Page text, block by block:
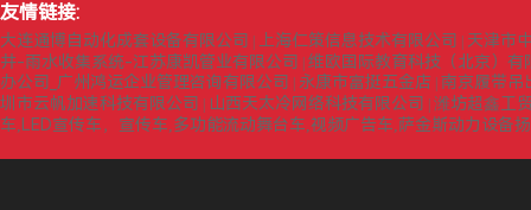
友情链接:
大连通博自动化成套设备有限公司 上海仁策信息技术有限公司 天津市
井-雨水收集系统-江苏康凯管业有限公司 维欧国际教育科技（北京）有
办公司_广州鸿运企业管理咨询有限公司
永康市富挺五金店 南京履带吊
圳市云帆加速科技有限公司
山西天太冷网络科技有限公司 潍坊超鑫工
车,LED宣传车，宣传车,多功能流动舞台车,视频广告车,萨金斯动力设备